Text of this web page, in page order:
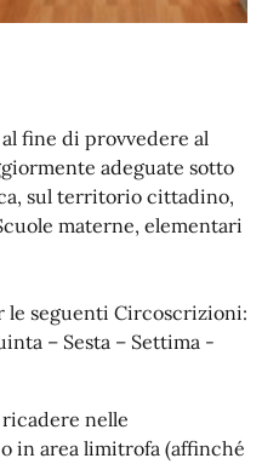
fine di provvedere al
adeguate sotto
sul territorio cittadino,
materne, elementari
le seguenti Circoscrizioni:
– Sesta – Settima -
nelle
in area limitrofa (affinché